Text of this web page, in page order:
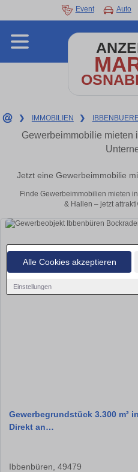
Alle Cookies akzeptieren
Einstellungen
Event Auto
❯ IMMOBILIEN ❯
Gewerbeimmobilie mieten
Jetzt eine Gewerbeimmobilie
Finde Gewerbeimmobilien mieten
& Hallen – jetzt
Gewerbegrundstück 3.300 m²
Direkt an…
Ibbenbüren, 49479